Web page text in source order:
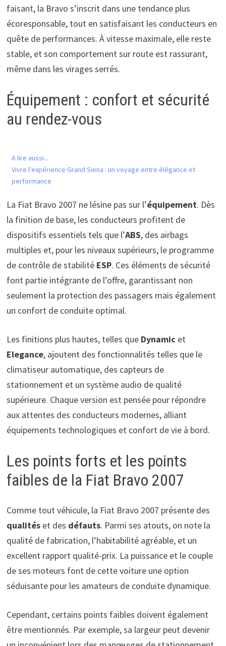
faisant, la Bravo s’inscrit dans une tendance plus
écoresponsable, tout en satisfaisant les conducteurs en
quête de performances. À vitesse maximale, elle reste
stable, et son comportement sur route est rassurant,
même dans les virages serrés.
Équipement : confort et sécurité
au rendez-vous
A lire aussi...
Vivre l'expérience Grand Siena : un voyage entre élégance et
performance
La Fiat Bravo 2007 ne lésine pas sur l’équipement. Dès
la finition de base, les conducteurs profitent de
dispositifs essentiels tels que l’ABS, des airbags
multiples et, pour les niveaux supérieurs, le programme
de contrôle de stabilité ESP. Ces éléments de sécurité
font partie intégrante de l’offre, garantissant non
seulement la protection des passagers mais également
un confort de conduite optimal.
Les finitions plus hautes, telles que Dynamic et
Elegance, ajoutent des fonctionnalités telles que le
climatiseur automatique, des capteurs de
stationnement et un système audio de qualité
supérieure. Chaque version est pensée pour répondre
aux attentes des conducteurs modernes, alliant
équipements technologiques et confort de vie à bord.
Les points forts et les points
faibles de la Fiat Bravo 2007
Comme tout véhicule, la Fiat Bravo 2007 présente des
qualitéset des défauts. Parmi ses atouts, on note la
qualité de fabrication, l’habitabilité agréable, et un
excellent rapport qualité-prix. La puissance et le couple
de ses moteurs font de cette voiture une option
séduisante pour les amateurs de conduite dynamique.
Cependant, certains points faibles doivent également
être mentionnés. Par exemple, sa largeur peut devenir